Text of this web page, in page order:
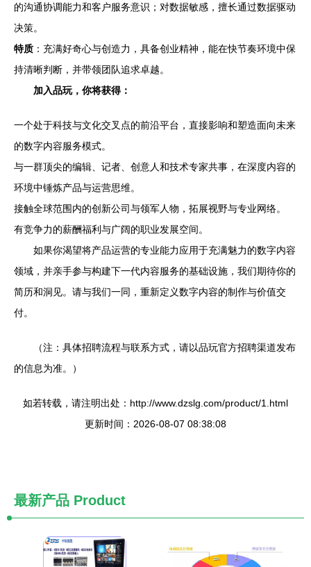
的沟通协调能力和客户服务意识；对数据敏感，擅长通过数据驱动
决策。
特质 ：充满好奇心与创造力，具备创业精神，能在快节奏环境中保
持清晰判断，并带领团队追求卓越。
加入品玩，你将获得：
一个处于科技与文化交叉点的前沿平台，直接影响和塑造面向未来
的数字内容服务模式。
与一群顶尖的编辑、记者、创意人和技术专家共事，在深度内容的
环境中锤炼产品与运营思维。
接触全球范围内的创新公司与领军人物，拓展视野与专业网络。
有竞争力的薪酬福利与广阔的职业发展空间。
如果你渴望将产品运营的专业能力应用于充满魅力的数字内容
领域，并亲手参与构建下一代内容服务的基础设施，我们期待你的
简历和洞见。请与我们一同，重新定义数字内容的制作与价值交
付。
（注：具体招聘流程与联系方式，请以品玩官方招聘渠道发布
的信息为准。）
如若转载，请注明出处：http://www.dzslg.com/product/1.html
更新时间：2026-08-07 08:38:08
最新产品 Product